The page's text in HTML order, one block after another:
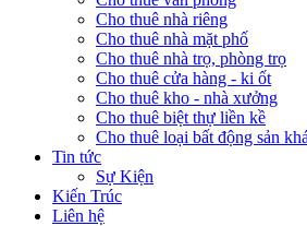
Cho thuê nhà riêng
Cho thuê nhà mặt phố
Cho thuê nhà trọ, phòng trọ
Cho thuê cửa hàng - ki ốt
Cho thuê kho - nhà xưởng
Cho thuê biệt thự liền kề
Cho thuê loại bất động sản
Tin tức
Sự Kiện
Kiến Trúc
Liên hệ